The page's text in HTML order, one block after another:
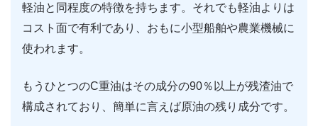
軽油と同程度の特徴を持ちます。それでも軽油よりは
コスト面で有利であり、おもに小型船舶や農業機械に
使われます。
もうひとつのC重油はその成分の90％以上が残渣油で
構成されており、簡単に言えば原油の残り成分です。